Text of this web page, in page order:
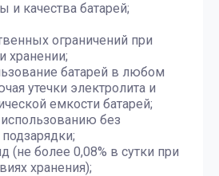
и качества батарей;
ограничений при
хранении;
батарей в любом
утечки электролита и
емкости батарей;
без
(не более 0,08% в сутки при
хранения);